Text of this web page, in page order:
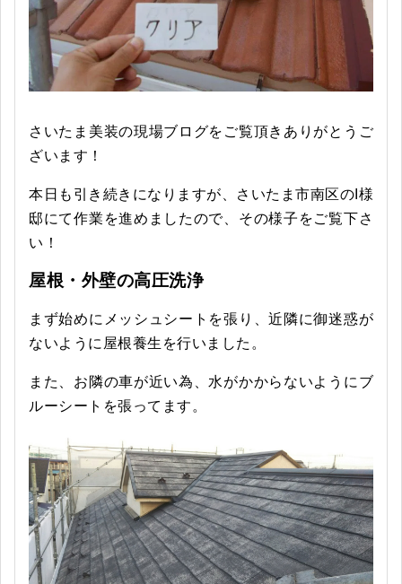
さいたま美装の現場ブログをご覧頂きありがとうご
ざいます！
本日も引き続きになりますが、さいたま市南区のI様
邸にて作業を進めましたので、その様子をご覧下さ
い！
屋根・外壁の高圧洗浄
まず始めにメッシュシートを張り、近隣に御迷惑が
ないように屋根養生を行いました。
また、お隣の車が近い為、水がかからないようにブ
ルーシートを張ってます。